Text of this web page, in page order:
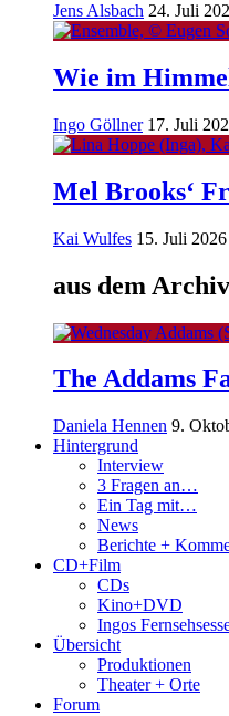
Jens Alsbach 24. Juli
Wie im
Ingo Göllner 17. Juli
Mel Brooks‘
Kai Wulfes 15. Juli 2026
aus dem Archiv
The Addams
Daniela Hennen 9.
Hintergrund
Interview
3 Fragen an…
Ein Tag mit…
News
Berichte +
CD+Film
CDs
Kino+DVD
Ingos
Übersicht
Produktionen
Theater + Orte
Forum